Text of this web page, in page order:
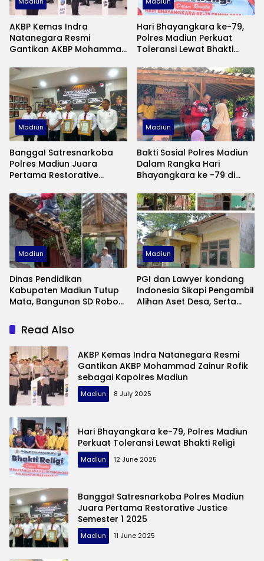
AKBP Kemas Indra
Natanegara Resmi
Gantikan AKBP Mohammad
Kapolres Madiun
Hari Bhayangkara ke-79,
Polres Madiun Perkuat
Toleransi Lewat Bhakti
Madiun
Bangga! Satresnarkoba
Polres Madiun Juara
Pertama Restorative
Madiun
Bakti Sosial Polres Madiun
Dalam Rangka Hari
Bhayangkara ke -79 di
Madiun
Dinas Pendidikan
Kabupaten Madiun Tutup
Mata, Bangunan SD Roboh
Pakai Dana Pribadi
Madiun
PGI dan Lawyer kondang
Indonesia Sikapi Pengambil
Alihan Aset Desa, Serta
Read Also
AKBP Kemas Indra Natanegara Resmi
Gantikan AKBP Mohammad Zainur Rofik
sebagai Kapolres Madiun
Madiun 8 July 2025
Hari Bhayangkara ke-79, Polres Madiun
Perkuat Toleransi Lewat Bhakti Religi
Madiun 12 June 2025
Bangga! Satresnarkoba Polres Madiun
Juara Pertama Restorative Justice
Semester 1 2025
Madiun 11 June 2025